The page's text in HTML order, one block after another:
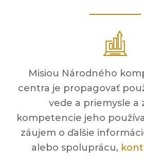
Misiou Národného
centra je propagovať
vede a priemysle a
kompetencie jeho
záujem o ďalšie
alebo spoluprácu,